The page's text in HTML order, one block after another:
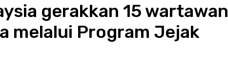
Times
gerakkan 15 wartawan
melalui Program Jejak